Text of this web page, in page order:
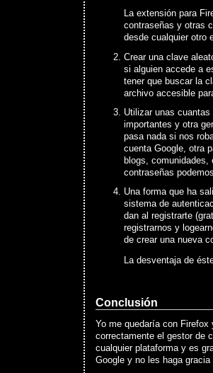
La extensión para
contraseñas y otras
desde cualquier otro
Crear una clave
si alguien accede a
tener que buscar la
archivo accesible
Utilizar unas
importantes y otra
pasa nada si nos
cuenta Google, otra
blogs,
contraseñas
Una forma que ha
sistema de
dan al registrarte
registrarnos y
de crear una nueva
La desventaja de
Conclusión
Yo me quedaría con
correctamente el gestor de
cualquier plataforma y es
Google y no les haga